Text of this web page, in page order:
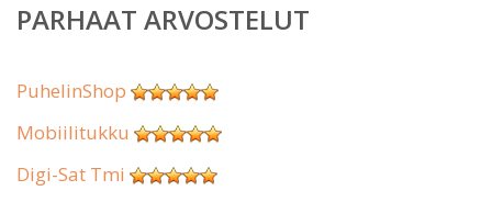
PARHAAT ARVOSTELUT
PuhelinShop
Mobiilitukku
Digi-Sat Tmi